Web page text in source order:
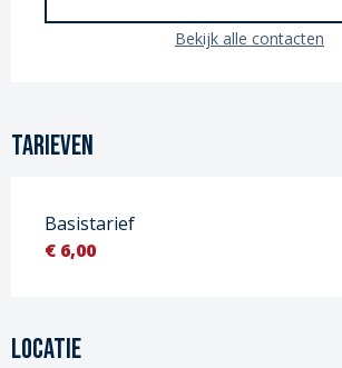
Bekijk alle contacten
Tarieven
Basistarief
€ 6,00
Locatie